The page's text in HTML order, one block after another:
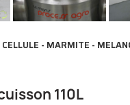
CELLULE - MARMITE -
110L